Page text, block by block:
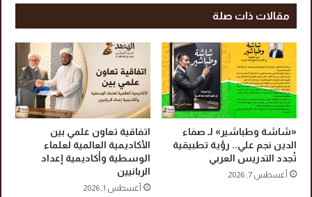
ا
ط
ر
0
2
6
ن
ا
ر
ك
ز
ة
مقالات ذات صلة
«شاشة وطباشير» لـ صفاء
الدين نجم علي.. رؤية تطبيقية
تُجدد التدريس العربي
أغسطس 7, 2026
اتفاقية تعاون علمي بين
الأكاديمية العالمية لعلماء
الوسطية وأكاديمية إعداد
الربانيين
أغسطس 1, 2026